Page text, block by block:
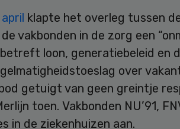
klapte het overleg tussen
de vakbonden in de zorg een
loon, generatiebeleid en
over
getuigt van geen greintje
toen. Vakbonden NU’91,
in de ziekenhuizen aan.